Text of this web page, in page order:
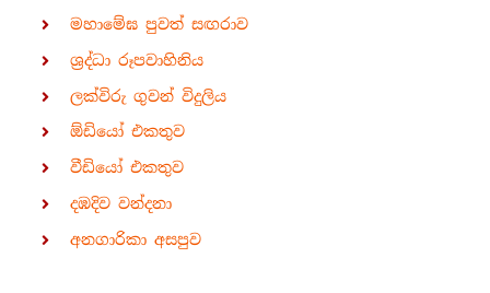
මහාමේඝ පුවත් සඟරාව
ශ්‍රද්ධා රූපවාහිනිය
ලක්විරු ගුවන් විදුලිය
ඕඩියෝ එකතුව
වීඩියෝ එකතුව
දඹදිව වන්දනා
අනගාරිකා අසපුව